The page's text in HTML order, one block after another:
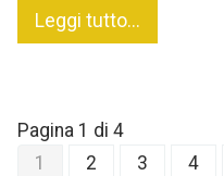
Leggi tutto...
Pagina 1 di 4
1
2 3 4